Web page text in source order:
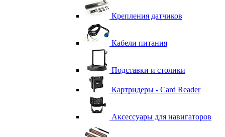
Крепления датчиков
Кабели питания
Подставки и столики
Картридеры - Card Reader
Аксессуары для навигаторов